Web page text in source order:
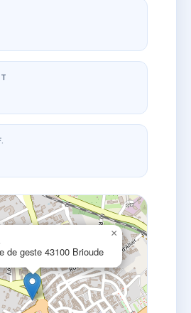
de geste 43100 Brioude
×